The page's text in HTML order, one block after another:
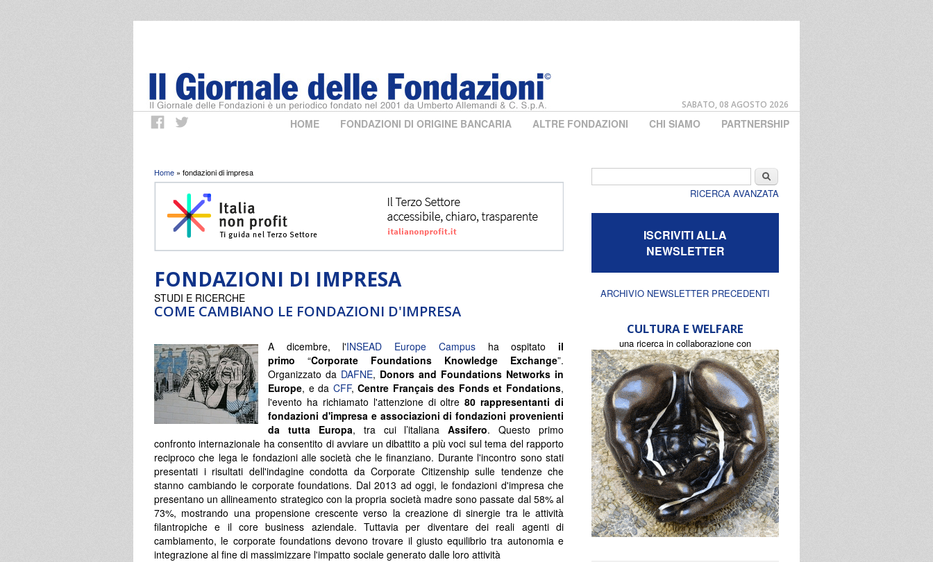
SABATO, 08 AGOSTO 2026
HOME FONDAZIONI DI ORIGINE BANCARIA ALTRE FONDAZIONI CHI SIAMO PARTNERSHIP
Tu sei qui
Home » fondazioni di impresa
FONDAZIONI DI IMPRESA
COME CAMBIANO LE FONDAZIONI D'IMPRESA
STUDI E RICERCHE
A dicembre, l'INSEAD Europe Campusha ospitato il
primo “Corporate Foundations Knowledge Exchange”.
Organizzato da DAFNE, Donors and Foundations Networks in
Europe, e da CFF,Centre Français des Fonds et Fondations,
l'evento ha richiamato l'attenzione di oltre80 rappresentanti di
fondazioni d'impresa e associazioni di fondazioni provenienti
da tutta Europa, tra cui l’italianaAssifero. Questo primo
confronto internazionale ha consentito di avviare un dibattito a più voci sul tema del rapporto
reciproco che lega le fondazioni alle società che le finanziano. Durante l'incontro sono stati
presentati i risultati dell'indagine condotta da Corporate Citizenship sulle tendenze che
stanno cambiando le corporate foundations. Dal 2013 ad oggi, le fondazioni d'impresa che
presentano un allineamento strategico con la propria società madre sono passate dal 58% al
73%, mostrando una propensione crescente verso la creazione di sinergie tra le attività
filantropiche e il core business aziendale. Tuttavia per diventare dei reali agenti di
cambiamento, le corporate foundations devono trovare il giusto equilibrio tra autonomia e
integrazione al fine di massimizzare l'impatto sociale generato dalle loro attività
Cerca
RICERCA AVANZATA
ISCRIVITI ALLA
NEWSLETTER
ARCHIVIO NEWSLETTER PRECEDENTI
CULTURA E WELFARE
una ricerca in collaborazione con